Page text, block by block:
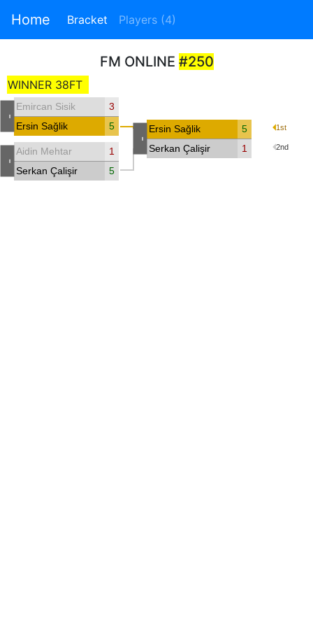
Home Bracket Players (4)
FM ONLINE #250
WINNER 38FT
Emircan Sisik
3
Ersin Sağlik
5
Aidin Mehtar
1
Serkan Çalişir
5
Ersin Sağlik 5 1st
Serkan Çalişir 1 2nd
-
-
-